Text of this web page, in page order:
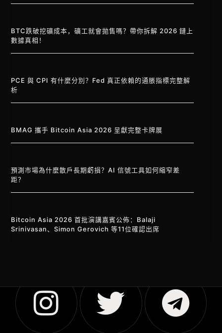
BTC跌破挖礦成本，礦工就會拋售嗎？帶你拆解 2026 鏈上
數據真相！
PCE 與 CPI 有什麼分別？Fed 真正依賴的通脹指標完整解
析
BMAG 攜手 Bitcoin Asia 2026 呈獻完整卡牌展
預測市場為什麼散戶長期虧損？AI 信號工具如何縮窄差
距？
Bitcoin Asia 2026 首批演講嘉賓公佈：Balaji
Srinivasan、Simon Gerovich 等11位確認出席
Vietnamese